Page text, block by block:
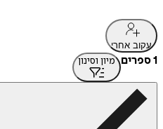
עקוב אחרי
1 ספרים מיון וסינון